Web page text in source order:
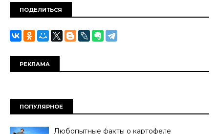
ПОДЕЛИТЬСЯ
РЕКЛАМА
ПОПУЛЯРНОЕ
Любопытные факты о картофеле